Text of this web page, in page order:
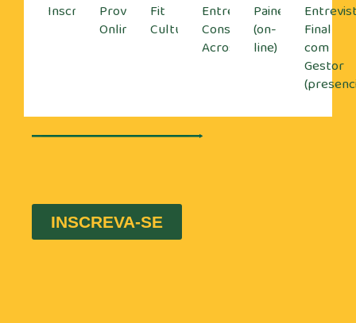
Inscrição Provas
Online
Fit
Cultural
Entrevista
Consultor
Across
Painel
(on-
line)
Final
com
Gestor
INSCREVA-SE